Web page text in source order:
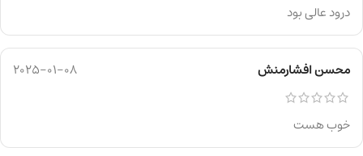
درود عالی بود
محسن افشارمنش 2025-01-08
خوب هست